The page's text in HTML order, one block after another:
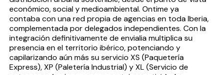
económico, social y medioambiental. Ontime ya
contaba con una red propia de agencias en toda Iberia,
complementada por delegados independientes. Con la
integración definitivamente de envialia multiplica su
presencia en el territorio ibérico, potenciando y
capilarizando aún más su servicio XS (Paquetería
Express), XP (Paletería Industrial) y XL (Servicio de